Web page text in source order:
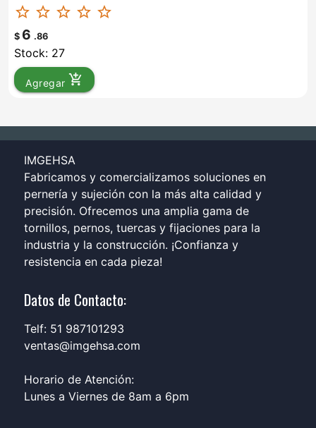
star_border star_border star_border star_border star_border
$ 6 .86
Stock: 27
Agregar add_shopping_cart
IMGEHSA
Fabricamos y comercializamos soluciones en
pernería y sujeción con la más alta calidad y
precisión. Ofrecemos una amplia gama de
tornillos, pernos, tuercas y fijaciones para la
industria y la construcción. ¡Confianza y
resistencia en cada pieza!
Datos de Contacto:
Telf: 51 987101293
ventas@imgehsa.com
Horario de Atención:
Lunes a Viernes de 8am a 6pm